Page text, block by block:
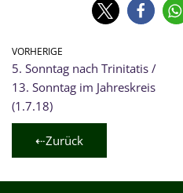
VORHERIGE
5. Sonntag nach Trinitatis /
13. Sonntag im Jahreskreis
(1.7.18)
⇠Zurück